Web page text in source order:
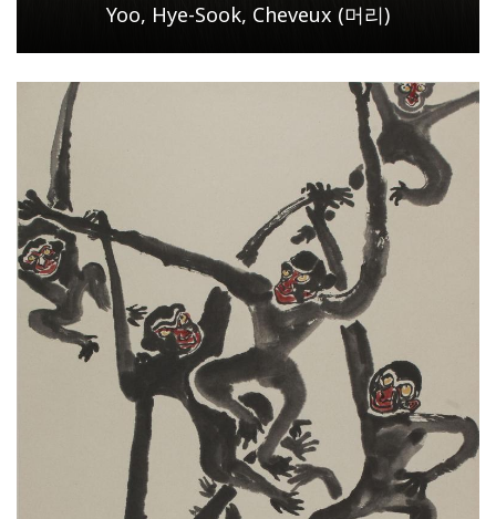
Yoo, Hye-Sook, Cheveux (머리)